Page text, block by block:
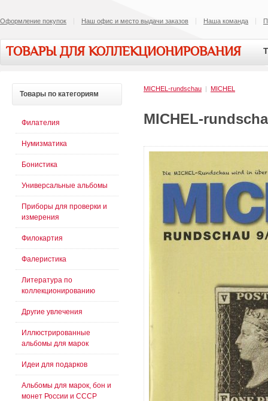
Оформление покупок Наш офис и место выдачи заказов Наша команда
ТОВАРЫ ДЛЯ КОЛЛЕКЦИОНИРОВАНИЯ
MICHEL-rundschau | MICHEL
MICHEL-
Товары по категориям
Филателия
Нумизматика
Бонистика
Универсальные альбомы
Приборы для проверки и
измерения
Филокартия
Фалеристика
Литература по
коллекционированию
Другие увлечения
Иллюстрированные
альбомы для марок
Идеи для подарков
Альбомы для марок, бон и
монет России и СССР